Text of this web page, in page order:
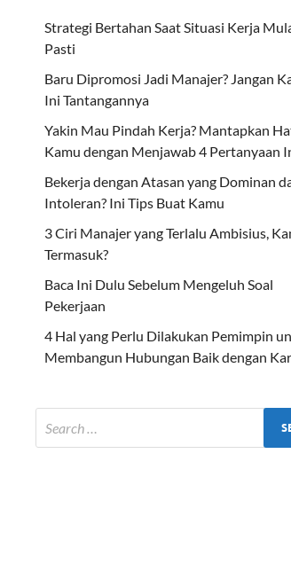
Strategi Bertahan Saat Situasi Kerja
Pasti
Baru Dipromosi Jadi Manajer? Jangan
Ini Tantangannya
Yakin Mau Pindah Kerja? Mantapkan
Kamu dengan Menjawab 4 Pertanyaan
Bekerja dengan Atasan yang Dominan
Intoleran? Ini Tips Buat Kamu
3 Ciri Manajer yang Terlalu Ambisius,
Termasuk?
Baca Ini Dulu Sebelum Mengeluh Soal
Pekerjaan
4 Hal yang Perlu Dilakukan Pemimpin
Membangun Hubungan Baik dengan